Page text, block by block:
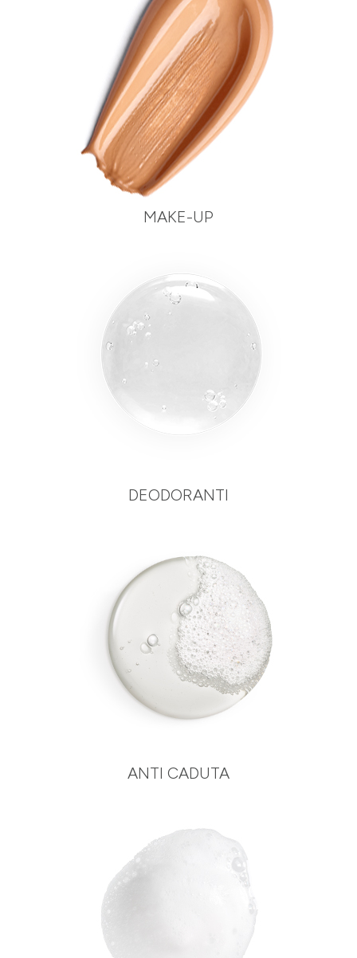
MAKE-UP
DEODORANTI
ANTI CADUTA